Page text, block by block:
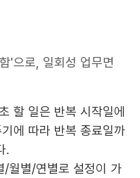
'으로, 일회성 업무면
할 일은 반복 시작일에
에 따라 반복 종료일까
.
/월별/연별로 설정이 가